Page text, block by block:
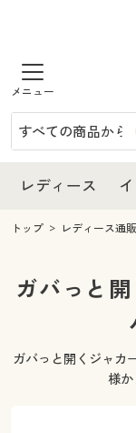
商品を探す
レディース
レディースファッ
女性下着
インナー・下着
インナー・下着通
女性下着
ジュニア・ティー
メンズ
メンズ通販すべて
メンズファッショ
家電・雑貨
寝具・インテリ
寝具・インテリ
レディース
レディース
レディース通販す
レディースファッ
インナー・下着
インナー・下着通
ジュニア・ティー
メンズ
キッチン・雑貨・
寝具・インテリア
家具・収納
美容・健康通販す
制服・スクール
トップ レディース通販
ガバっと
ガバっと開くジャカ
様